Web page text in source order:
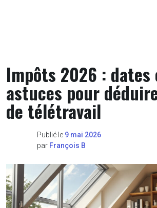
Impôts 2026 : dates
astuces pour
de télétravail
Publié le 9 mai 2026
par François B